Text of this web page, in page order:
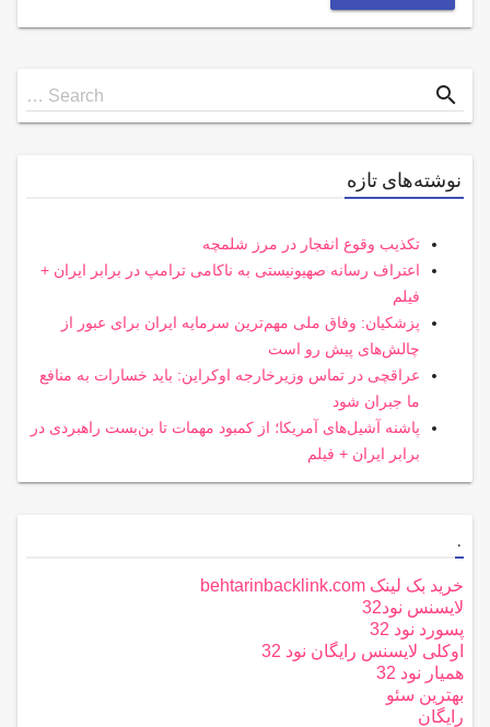
Search
for
Search … search
نوشته‌های تازه
تکذیب وقوع انفجار در مرز شلمچه
اعتراف رسانه صهیونیستی به ناکامی ترامپ در برابر ایران +
فیلم
پزشکیان: وفاق ملی مهم‌ترین سرمایه ایران برای عبور از
چالش‌های پیش رو است
عراقچی در تماس وزیرخارجه اوکراین: باید خسارات به منافع
ما جبران شود
پاشنه آشیل‌های آمریکا؛ از کمبود مهمات تا بن‌بست راهبردی در
برابر ایران + فیلم
.
خرید بک لینک behtarinbacklink.com
لایسنس نود32
پسورد نود 32
اوکلی لایسنس رایگان نود 32
همیار نود 32
بهترین سئو
رایگان